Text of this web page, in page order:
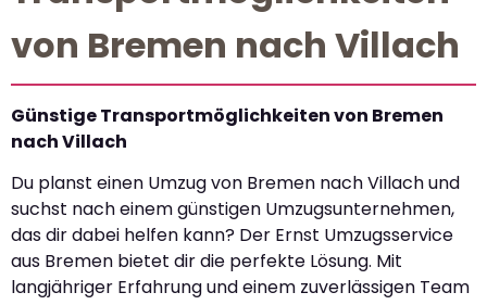
von Bremen nach Villach
Günstige Transportmöglichkeiten von Bremen
nach Villach
Du planst einen Umzug von Bremen nach Villach und
suchst nach einem günstigen Umzugsunternehmen,
das dir dabei helfen kann? Der Ernst Umzugsservice
aus Bremen bietet dir die perfekte Lösung. Mit
langjähriger Erfahrung und einem zuverlässigen Team